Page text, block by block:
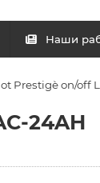
Наши
Prestigè on/off
24AH